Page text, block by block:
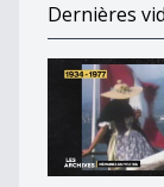
Dernières
Les